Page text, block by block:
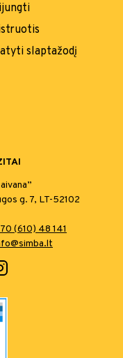
slaptažodį
g. 7, LT-52102
(610) 48 141